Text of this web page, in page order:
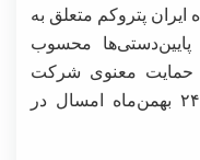
ایران پتروکم متعلق به
محسوب
حمایت معنوی شرکت
ملی صنایع پتروشیمی از سه‌شنبه ۲۴ بهمن‌ماه امسال در